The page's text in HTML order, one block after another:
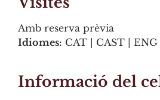
Amb reserva prèvia
Idiomes: CAT | CAST | ENG
Informació del